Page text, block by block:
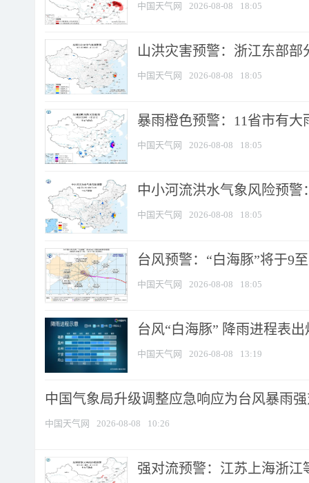
中国天气网 2026-08-08 18:05
山洪灾害预警：浙江东部
中国天气网 2026-08-08 18:05
暴雨橙色预警：11省市有
中国天气网 2026-08-08 18:05
中小河流洪水气象风险预
中国天气网 2026-08-08 18:05
台风预警：“白海豚”将于9
中国天气网 2026-08-08 18:05
台风“白海豚” 降雨进程表
中国天气网 2026-08-08 13:19
中国气象局升级调整应急响应为台风暴雨
中国天气网 2026-08-08 10:26
强对流预警：江苏上海浙江